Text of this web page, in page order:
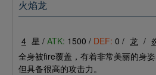
火焰龙
4 星 / ATK: 1500 / DEF: 0 / 龙 /
全身被fire覆盖，有着非常美丽的身
但具备很高的攻击力。